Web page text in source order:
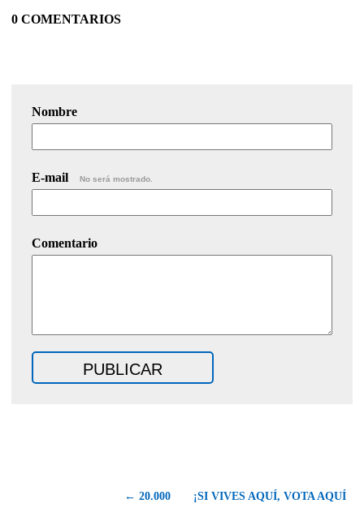
0 COMENTARIOS
Nombre
E-mail No será mostrado.
Comentario
← 20.000 ¡SI VIVES AQUÍ, VOTA AQUÍ